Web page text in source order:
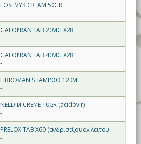
FOSEMYK CREAM 50GR
-
GALOPRAN TAB 20MG X28
-
GALOPRAN TAB 40MG X28
-
LIBROMAN SHAMPOO 120ML
-
NELDIM CREME 10GR (aciclovir)
-
PRELOX TAB X60 (ανδρ.σεξουαλ.λειτου
-